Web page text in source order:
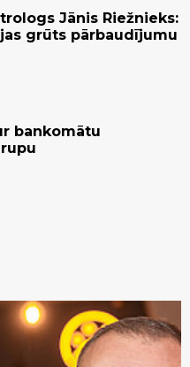
Jānis Riežnieks:
grūts pārbaudījumu
bankomātu